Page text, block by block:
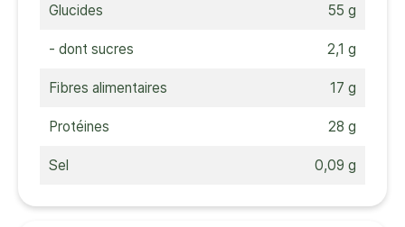
Glucides 55 g
- dont sucres 2,1 g
Fibres alimentaires 17 g
Protéines 28 g
Sel 0,09 g